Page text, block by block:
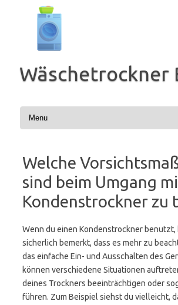
springen
Wäschetrockner
Welche
sind beim Umgang
Kondenstrockner zu
Wenn du einen Kondenstrockner benutzt,
sicherlich bemerkt, dass es mehr zu
das einfache Ein- und Ausschalten des
können verschiedene Situationen
deines Trockners beeinträchtigen oder
führen. Zum Beispiel siehst du vielleicht,